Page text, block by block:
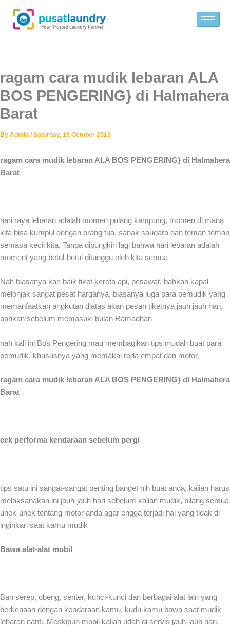
content
ragam cara mudik lebaran ALA
BOS PENGERING} di Halmahera
Barat
By Admin /Saturday, 19 October 2019
ragam cara mudik lebaran ALA BOS PENGERING} di Halmahera
Barat
hari raya lebaran adalah momen pulang kampung, momen di mana
kita bisa kumpul dengan orang tua, sanak saudara dan teman-teman
semasa kecil kita. Tanpa dipungkiri lagi bahwa hari lebaran adalah
moment yang betul-betul ditunggu oleh kita semua
Nah biasanya kan baik tiket kereta api, pesawat, bahkan kapal
melonjak sangat pesat harganya, biasanya juga para pemudik yang
memanfaatkan angkutan diatas akan pesan tiketnya jauh jauh hari,
bahkan sebelum memasuki bulan Ramadhan
nah kali ini Bos Pengering mau membagikan tips mudah buat para
pemudik, khususnya yang memakai roda empat dan motor
ragam cara mudik lebaran ALA BOS PENGERING} di Halmahera
Barat
cek performa kendaraan sebelum pergi
tips satu ini sangat-sangat penting banget nih buat anda, kalian harus
melaksanakan ini jauh-jauh hari sebelum kalian mudik, bilang semua
unek-unek tentang motor anda agar engga terjadi hal yang tidak di
inginkan saat kamu mudik
Bawa alat-alat mobil
Ban serep, obeng, senter, kunci-kunci dan berbagai alat lain yang
berkenaan dengan kendaraan kamu, kudu kamu bawa saat mudik
lebaran nanti. Meskipun mobil kalian udah di servis jauh-jauh hari,